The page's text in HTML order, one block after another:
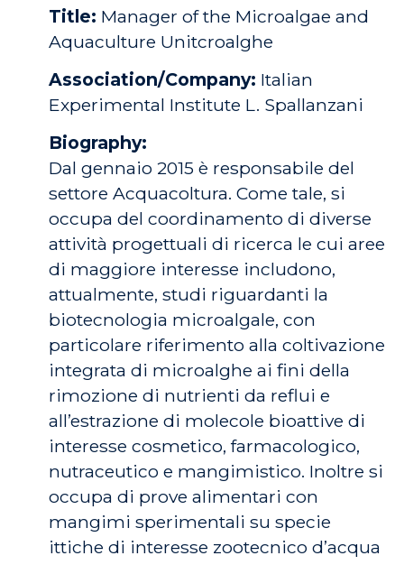
Title: Manager of the Microalgae and
Aquaculture Unitcroalghe
Association/Company: Italian
Experimental Institute L. Spallanzani
Biography:
Dal gennaio 2015 è responsabile del
settore Acquacoltura. Come tale, si
occupa del coordinamento di diverse
attività progettuali di ricerca le cui aree
di maggiore interesse includono,
attualmente, studi riguardanti la
biotecnologia microalgale, con
particolare riferimento alla coltivazione
integrata di microalghe ai fini della
rimozione di nutrienti da reflui e
all’estrazione di molecole bioattive di
interesse cosmetico, farmacologico,
nutraceutico e mangimistico. Inoltre si
occupa di prove alimentari con
mangimi sperimentali su specie
ittiche di interesse zootecnico d’acqua